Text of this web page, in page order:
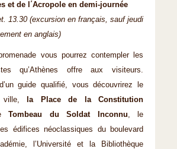
et de l΄Acropole en demi-journée
13.30 (excursion en français, sauf jeudi
en anglais)
vous pourrez contempler les
qu’Athènes offre aux visiteurs.
guide qualifié, vous découvrirez le
ville,
la Place de la Constitution
Tombeau du Soldat Inconnu, le
édifices néoclassiques du boulevard
l’Université et la Bibliothèque